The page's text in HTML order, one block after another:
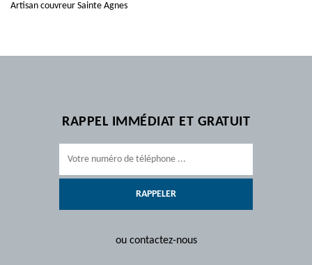
Artisan couvreur Sainte Agnes
RAPPEL IMMÉDIAT ET GRATUIT
ou contactez-nous